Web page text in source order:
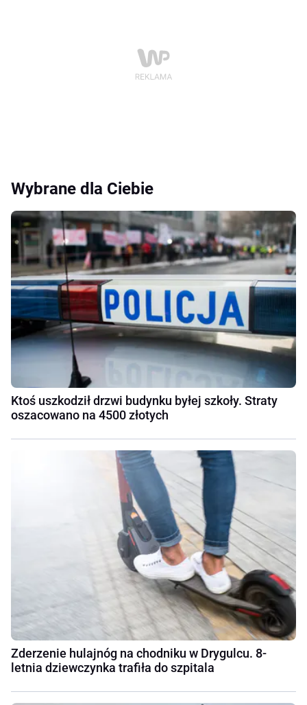
Wybrane dla Ciebie
Ktoś uszkodził drzwi budynku byłej szkoły. Straty
oszacowano na 4500 złotych
Zderzenie hulajnóg na chodniku w Drygulcu. 8-
letnia dziewczynka trafiła do szpitala